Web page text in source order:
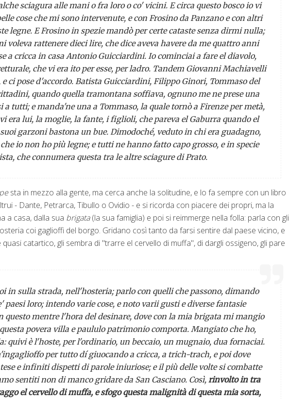
sciagura alle mani o fra loro o co' vicini. E circa questo bosco io vi
cose che mi sono intervenute, e con Frosino da Panzano e con altri
legne. E Frosino in spezie mandò per certe cataste senza dirmi nulla;
voleva rattenere dieci lire, che dice aveva havere da me quattro anni
a cricca in casa Antonio Guicciardini. Io cominciai a fare el diavolo,
che vi era ito per esse, per ladro. Tandem Giovanni Machiavelli
ci pose d'accordo. Batista Guicciardini, Filippo Ginori, Tommaso del
quando quella tramontana soffiava, ognuno me ne prese una
a tutti; e manda'ne una a Tommaso, la quale tornò a Firenze per metà,
era lui, la moglie, la fante, i figlioli, che pareva el Gaburra quando el
garzoni bastona un bue. Dimodoché, veduto in chi era guadagno,
io non ho più legne; e tutti ne hanno fatto capo grosso, e in specie
che connumera questa tra le altre sciagure di Prato.
sta in mezzo alla gente, ma cerca anche la solitudine, e lo fa sempre con un libro
- Dante, Petrarca, Tibullo o Ovidio - e si ricorda con piacere dei propri, ma la
a casa, dalla sua brigata(la sua famiglia) e poi si reimmerge nella folla: parla con gli
coi gaglioffi del borgo. Gridano così tanto da farsi sentire dal paese vicino, e
catartico, gli sembra di "trarre el cervello di muffa", di dargli ossigeno, gli pare
in sulla strada, nell'hosteria; parlo con quelli che passono, dimando
paesi loro; intendo varie cose, e noto varii gusti e diverse fantasie
questo mentre l'hora del desinare, dove con la mia brigata mi mangio
povera villa e paululo patrimonio comporta. Mangiato che ho,
quivi è l'hoste, per l'ordinario, un beccaio, un mugnaio, dua fornaciai.
per tutto dí giuocando a cricca, a trich-trach, e poi dove
e infiniti dispetti di parole iniuriose; e il più delle volte si combatte
sentiti non di manco gridare da San Casciano. Così, rinvolto in tra
el cervello di muffa, e sfogo questa malignità di questa mia sorta,